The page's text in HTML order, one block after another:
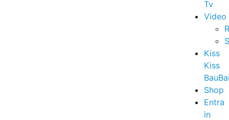
Tv
Video
Kiss
Kiss
Shop
Entra
in